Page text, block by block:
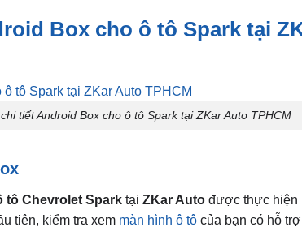
Box cho ô tô Spark tại
tiết Android Box cho ô tô Spark tại ZKar Auto TPHCM
tô Chevrolet Sparktại ZKar Autođược thực hiện
tiên, kiểm tra xem màn hình ô tôcủa bạn có hỗ